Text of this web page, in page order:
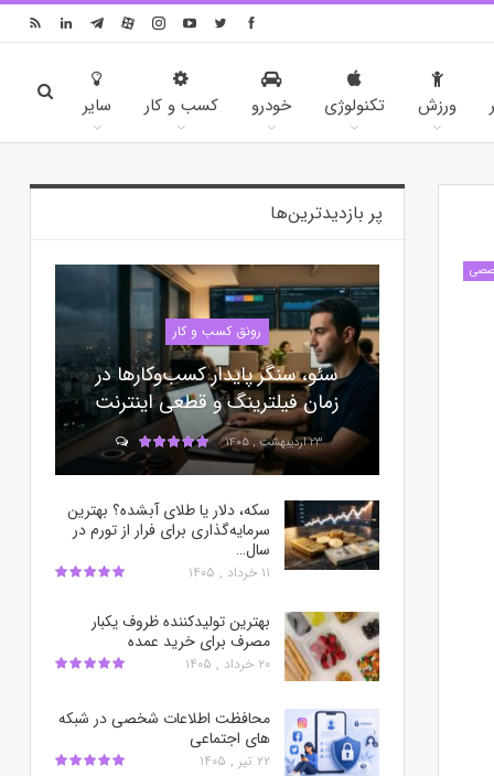
ورزش تکنولوژی خودرو کسب و کار سایر
پر بازدیدترین‌ها
رونق کسب و کار
سئو، سنگر پایدار کسب‌وکارها در
زمان فیلترینگ و قطعی اینترنت
۲۳ اردیبهشت , ۱۴۰۵
سکه، دلار یا طلای آبشده؟ بهترین
سرمایه‌گذاری برای فرار از تورم در
سال…
۱۱ خرداد , ۱۴۰۵
بهترین تولیدکننده ظروف یکبار
مصرف برای خرید عمده
۲۰ خرداد , ۱۴۰۵
محافظت اطلاعات شخصی در شبکه‌
های اجتماعی
۲۲ تیر , ۱۴۰۵